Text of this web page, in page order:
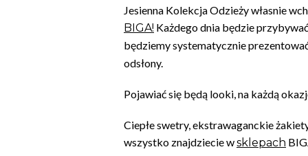
Jesienna Kolekcja Odzieży własnie
BIGA! Każdego dnia będzie
będziemy systematycznie
odsłony.
Pojawiać się będą looki, na każdą
Ciepłe swetry, ekstrawaganckie
wszystko znajdziecie wsklepach